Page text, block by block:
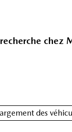
chez
des